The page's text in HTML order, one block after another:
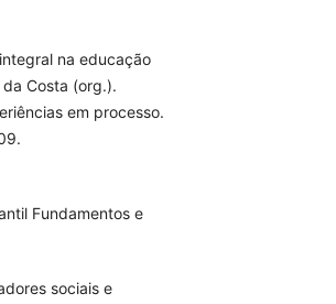
na educação
da Costa (org.).
em processo.
Fundamentos e
sociais e